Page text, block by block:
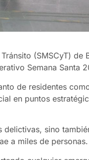
(SMSCyT) de
Semana Santa
de residentes
en puntos
delictivas, sino
a miles de personas.